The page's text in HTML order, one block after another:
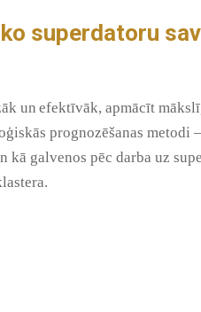
superdatoru
un efektīvāk, apmācīt
prognozēšanas metodi
galvenos pēc darba uz